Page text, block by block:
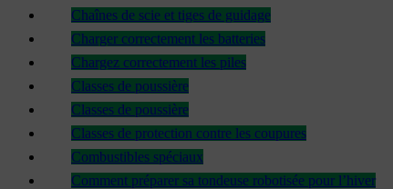
Chaînes de scie et tiges de guidage
Charger correctement les batteries
Chargez correctement les piles
Classes de poussière
Classes de poussière
Classes de protection contre les coupures
Combustibles spéciaux
Comment préparer sa tondeuse robotisée pour l’hiver